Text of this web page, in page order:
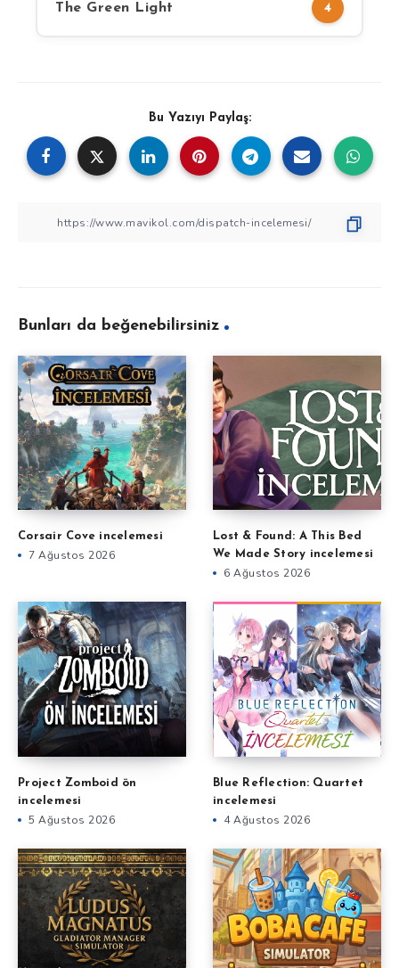
The Green Light 4
Bu Yazıyı Paylaş:
Bunları da beğenebilirsiniz
Corsair Cove incelemesi
7 Ağustos 2026
Lost & Found: A This Bed
We Made Story incelemesi
6 Ağustos 2026
Project Zomboid ön
incelemesi
5 Ağustos 2026
Blue Reflection: Quartet
incelemesi
4 Ağustos 2026